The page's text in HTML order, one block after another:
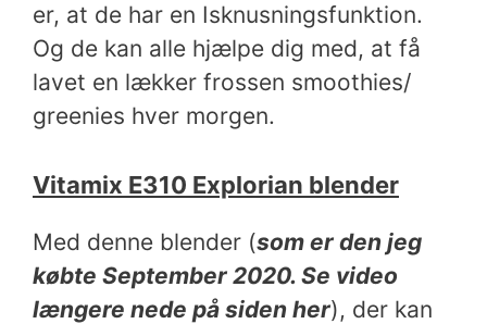
er, at de har en Isknusningsfunktion.
Og de kan alle hjælpe dig med, at få
lavet en lækker frossen smoothies/
greenies hver morgen.
Vitamix E310 Explorian blender
Med denne blender (som er den jeg
købte September 2020. Se video
længere nede på siden her), der kan